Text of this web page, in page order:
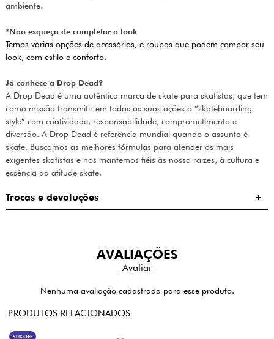
ambiente.
*Não esqueça de completar o look
Temos várias opções de acessórios, e roupas que podem compor seu
look, com estilo e conforto.
Já conhece a Drop Dead?
A Drop Dead é uma autêntica marca de skate para skatistas, que tem
como missão transmitir em todas as suas ações o “skateboarding
style” com criatividade, responsabilidade, comprometimento e
diversão. A Drop Dead é referência mundial quando o assunto é
skate. Buscamos as melhores fórmulas para atender os mais
exigentes skatistas e nos mantemos fiéis às nossa raizes, à cultura e
essência da atitude skate.
Trocas e devoluções
AVALIAÇÕES
Nenhuma avaliação cadastrada para esse produto.
PRODUTOS RELACIONADOS
50%OFF